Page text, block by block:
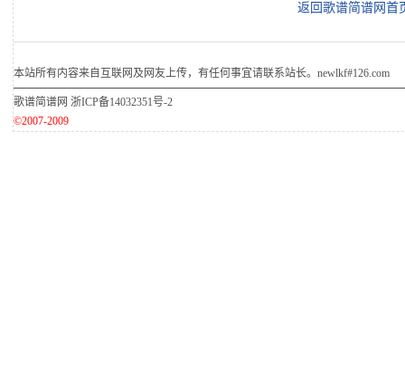
返回歌谱简谱网首
本站所有内容来自互联网及网友上传，有任何事宜请联系站长。newlkf#126.com
歌谱简谱网 浙ICP备14032351号-2
©2007-2009